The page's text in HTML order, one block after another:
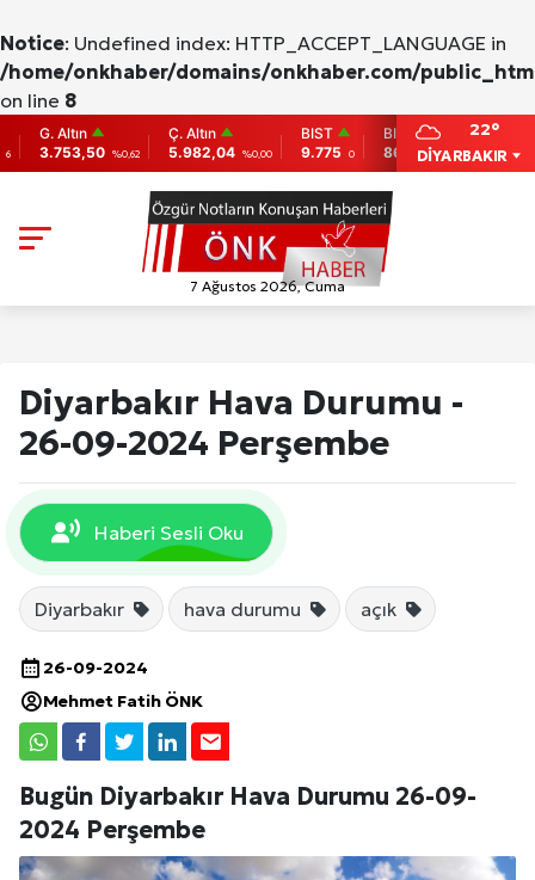
Notice: Undefined index: HTTP_ACCEPT_LANGUAGE in
/home/onkhaber/domains/onkhaber.com/
on line 8
Altın
%0,62
Ç. Altın
5.982,04 %0,00
BIST
9.775
0
BITCOIN
86,956.742 -0.31
DİYARBAKIR
22°
7 Ağustos 2026, Cuma
Diyarbakır Hava Durumu -
26-09-2024 Perşembe
Haberi Sesli Oku
Diyarbakır hava durumu açık
26-09-2024
Mehmet Fatih ÖNK
Bugün Diyarbakır Hava Durumu 26-09-
2024 Perşembe